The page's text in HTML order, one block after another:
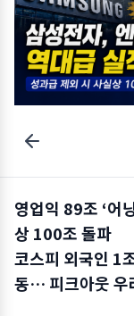
영업익 89조 ‘어
상 100조 돌파
코스피 외국인 1
동… 피크아웃 우